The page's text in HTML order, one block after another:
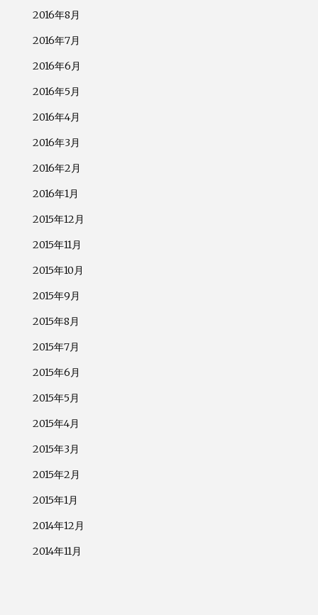
2016年8月
2016年7月
2016年6月
2016年5月
2016年4月
2016年3月
2016年2月
2016年1月
2015年12月
2015年11月
2015年10月
2015年9月
2015年8月
2015年7月
2015年6月
2015年5月
2015年4月
2015年3月
2015年2月
2015年1月
2014年12月
2014年11月